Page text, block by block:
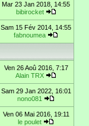
Mar 23 Jan 2018, 14:55
bibirocket
Sam 15 Fév 2014, 14:55
fabnoumea
Ven 26 Aoû 2016, 7:17
Alain TRX
Sam 29 Jan 2022, 16:01
nono081
Ven 06 Mai 2016, 19:11
le poulet